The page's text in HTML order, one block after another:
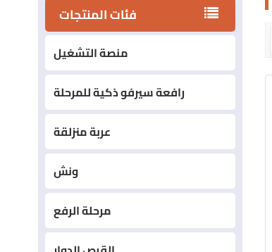
فئات المنتجات
منصة التشغيل
رافعة سيرفو ذكية للمرحلة
عربة منزلقة
ونش
مرحلة الرفع